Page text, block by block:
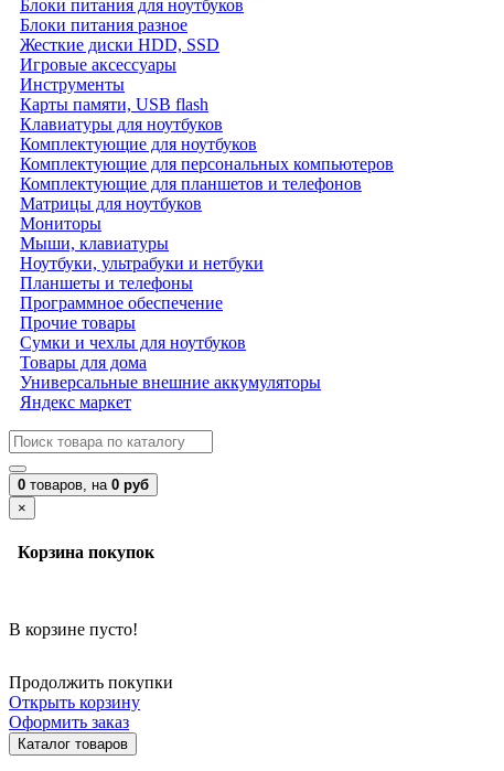
Блоки питания для ноутбуков
Блоки питания разное
Жесткие диски HDD, SSD
Игровые аксессуары
Инструменты
Карты памяти, USB flash
Клавиатуры для ноутбуков
Комплектующие для ноутбуков
Комплектующие для персональных компьютеров
Комплектующие для планшетов и телефонов
Матрицы для ноутбуков
Мониторы
Мыши, клавиатуры
Ноутбуки, ультрабуки и нетбуки
Планшеты и телефоны
Программное обеспечение
Прочие товары
Сумки и чехлы для ноутбуков
Товары для дома
Универсальные внешние аккумуляторы
Яндекс маркет
0 товаров, на 0 руб
×
Корзина покупок
В корзине пусто!
Продолжить покупки
Открыть корзину
Оформить заказ
Каталог товаров